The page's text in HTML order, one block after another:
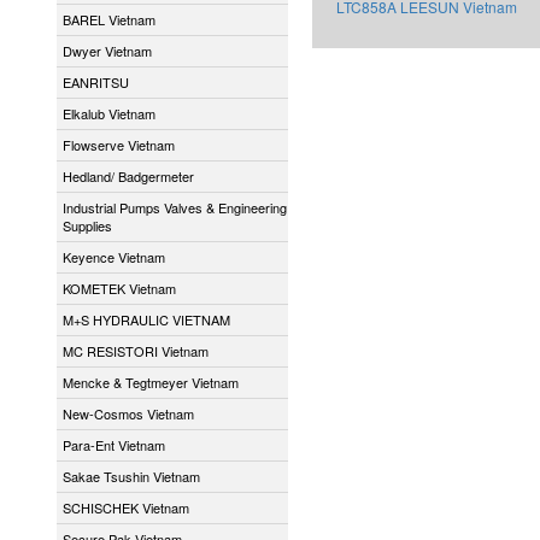
BAREL Vietnam
Dwyer Vietnam
EANRITSU
Elkalub Vietnam
Flowserve Vietnam
Hedland/ Badgermeter
Industrial Pumps Valves & Engineering
Supplies
Keyence Vietnam
KOMETEK Vietnam
M+S HYDRAULIC VIETNAM
MC RESISTORI Vietnam
Mencke & Tegtmeyer Vietnam
New-Cosmos Vietnam
Para-Ent Vietnam
Sakae Tsushin Vietnam
SCHISCHEK Vietnam
LTC858A LEESUN Vietnam